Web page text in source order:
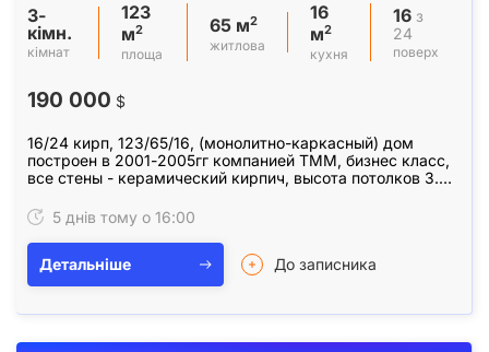
3-
кімн.
кімнат
123
м2
площа
65 м2
житлова
16
м2
кухня
16 з
24
поверх
190 000 $
16/24 кирп, 123/65/16, (монолитно-каркасный) дом
построен в 2001-2005гг компанией ТММ, бизнес класс,
все стены - керамический кирпич, высота потолков 3.
5 днів тому о 16:00
Детальніше До записника